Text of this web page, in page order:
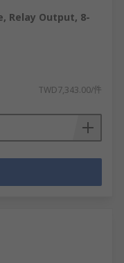
Relay Output, 8-
TWD7,343.00/件